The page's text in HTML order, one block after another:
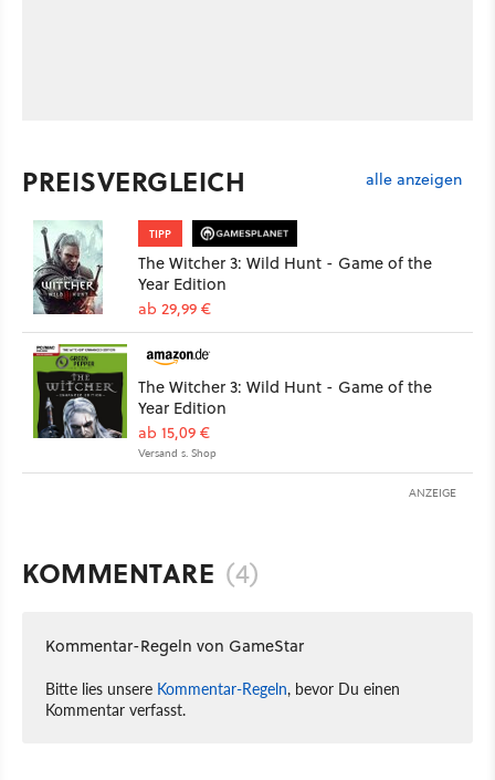
PREISVERGLEICH alle anzeigen
TIPP
The Witcher 3: Wild Hunt - Game of the
Year Edition
ab 29,99 €
The Witcher 3: Wild Hunt - Game of the
Year Edition
ab 15,09 €
Versand s. Shop
ANZEIGE
KOMMENTARE (4)
Kommentar-Regeln von GameStar
Bitte lies unsere Kommentar-Regeln, bevor Du einen
Kommentar verfasst.